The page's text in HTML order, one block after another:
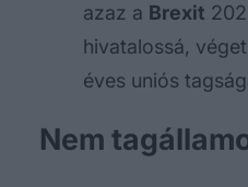
azaz a Brexit
hivatalossá,
éves uniós
Nem